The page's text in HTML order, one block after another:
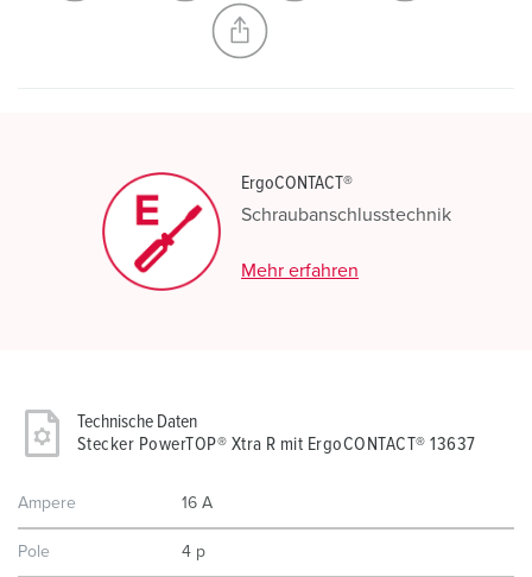
ErgoCONTACT®
Schraubanschlusstechnik
Mehr erfahren
Technische Daten
Stecker PowerTOP® Xtra R mit ErgoCONTACT® 13637
Ampere 16 A
Pole 4 p